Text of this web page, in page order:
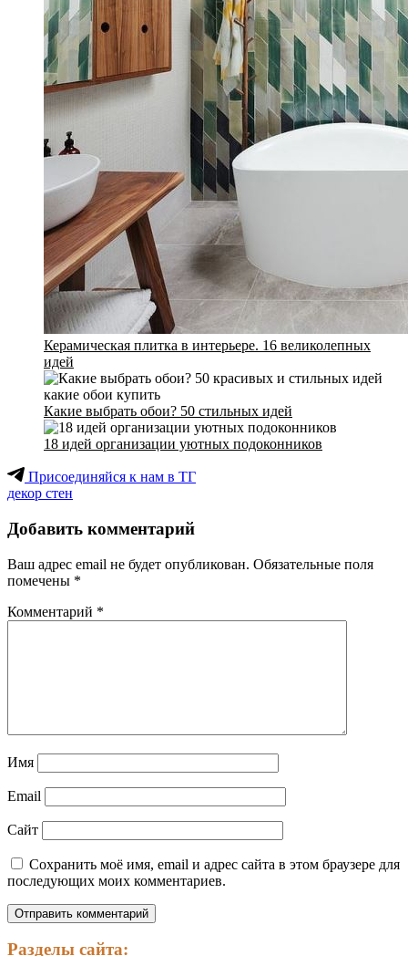
Керамическая плитка в интерьере. 16 великолепных
идей
Какие выбрать обои? 50 стильных идей
18 идей организации уютных подоконников
Присоединяйся к нам в ТГ
декор стен
Добавить комментарий
Ваш адрес email не будет опубликован. Обязательные поля
помечены *
Комментарий *
Имя
Email
Сайт
Сохранить моё имя, email и адрес сайта в этом браузере для
последующих моих комментариев.
Разделы сайта: